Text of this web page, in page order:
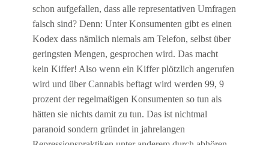
schon aufgefallen, dass alle representativen Umfragen
falsch sind? Denn: Unter Konsumenten gibt es einen
Kodex dass nämlich niemals am Telefon, selbst über
geringsten Mengen, gesprochen wird. Das macht
kein Kiffer! Also wenn ein Kiffer plötzlich angerufen
wird und über Cannabis beftagt wird werden 99, 9
prozent der regelmaßigen Konsumenten so tun als
hätten sie nichts damit zu tun. Das ist nichtmal
paranoid sondern gründet in jahrelangen